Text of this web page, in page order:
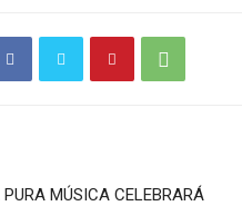
PURA MÚSICA CELEBRARÁ